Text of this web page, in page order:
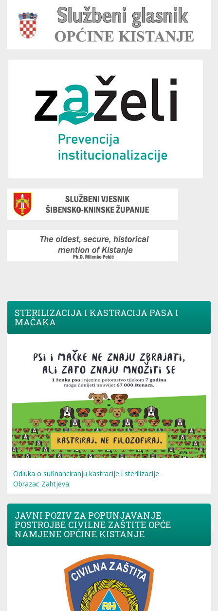
STERILIZACIJA I KASTRACIJA PASA I
MAČAKA
Odluka o sufinanciranju kastracije i sterilizacije
Obrazac Zahtjeva
JAVNI POZIV ZA POPUNJAVANJE
POSTROJBE CIVILNE ZAŠTITE OPĆE
NAMJENE OPĆINE KISTANJE